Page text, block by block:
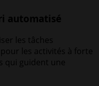
automatisé
les tâches
les activités à forte
qui guident une